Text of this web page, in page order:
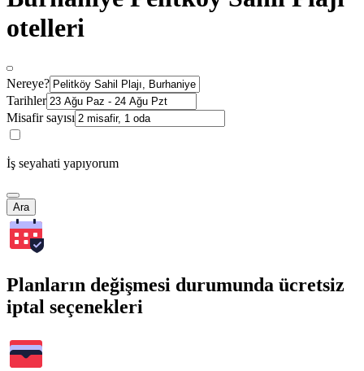
otelleri
Nereye?
Tarihler
Misafir sayısı
İş seyahati yapıyorum
Ara
Planların değişmesi durumunda ücretsiz
iptal seçenekleri